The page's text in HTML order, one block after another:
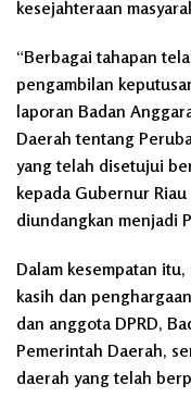
kesejahteraan
“Berbagai tahapan
pengambilan
laporan Badan
Daerah tentang
yang telah disetujui
kepada Gubernur
diundangkan menjadi
Dalam kesempatan
kasih dan
dan anggota DPRD,
Pemerintah Daerah,
daerah yang telah